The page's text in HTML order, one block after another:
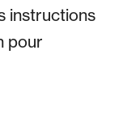
instructions
pour